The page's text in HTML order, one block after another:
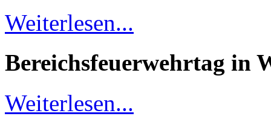
Weiterlesen...
Bereichsfeuerwehrtag in
Weiterlesen...